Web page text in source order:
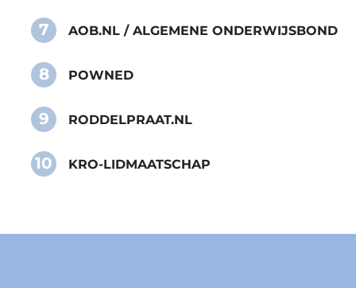
7 AOB.NL / ALGEMENE ONDERWIJSBOND
8 POWNED
9 RODDELPRAAT.NL
10 KRO-LIDMAATSCHAP